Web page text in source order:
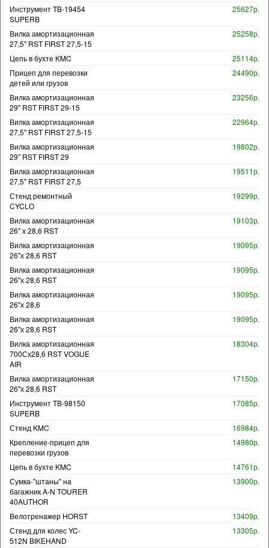
Инструмент TB-19454
SUPERB
25627р.
Вилка амортизационная
27,5" RST FIRST 27,5-15
25258р.
Цепь в бухте KMC
25114р.
Прицеп для перевозки
детей или грузов
24490р.
Вилка амортизационная
29" RST FIRST 29-15
23256р.
Вилка амортизационная
27,5" RST FIRST 27,5-15
22964р.
Вилка амортизационная
29" RST FIRST 29
19802р.
Вилка амортизационная
27,5" RST FIRST 27,5
19511р.
Стенд ремонтный
CYCLO
19299р.
Вилка амортизационная
26" х 28,6 RST
19103р.
Вилка амортизационная
26"х 28,6 RST
19095р.
Вилка амортизационная
26"х 28,6 RST
19095р.
Вилка амортизационная
26"х 28,6
19095р.
Вилка амортизационная
26"х 28,6 RST
19095р.
Вилка амортизационная
700Сх28,6 RST VOGUE
AIR
18304р.
Вилка амортизационная
26"х 28,6 RST
17150р.
Инструмент TB-98150
SUPERB
17085р.
Стенд KMC
16984р.
Крепление-прицеп для
перевозки грузов
14980р.
Цепь в бухте KMC
14761р.
Сумка-"штаны" на
багажник A-N TOURER
40AUTHOR
13900р.
Велотренажер HORST
13409р.
Стенд для колес YC-
512N BIKEHAND
13305р.